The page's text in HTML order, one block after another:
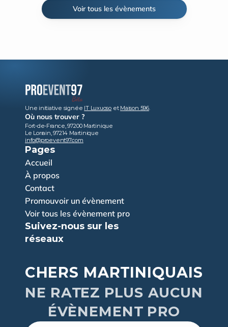
Voir tous les évènements
Une initiative signée IT Luxuoso et Maison 596.
Où nous trouver ?
Fort-de-France, 97200 Martinique
Le Lorrain, 97214 Martinique
info@proevent97.com
Pages
Accueil
À propos
Contact
Promouvoir un évènement
Voir tous les évènement pro
Suivez-nous sur les
réseaux
CHERS MARTINIQUAIS
NE RATEZ PLUS AUCUN
ÉVÈNEMENT PRO